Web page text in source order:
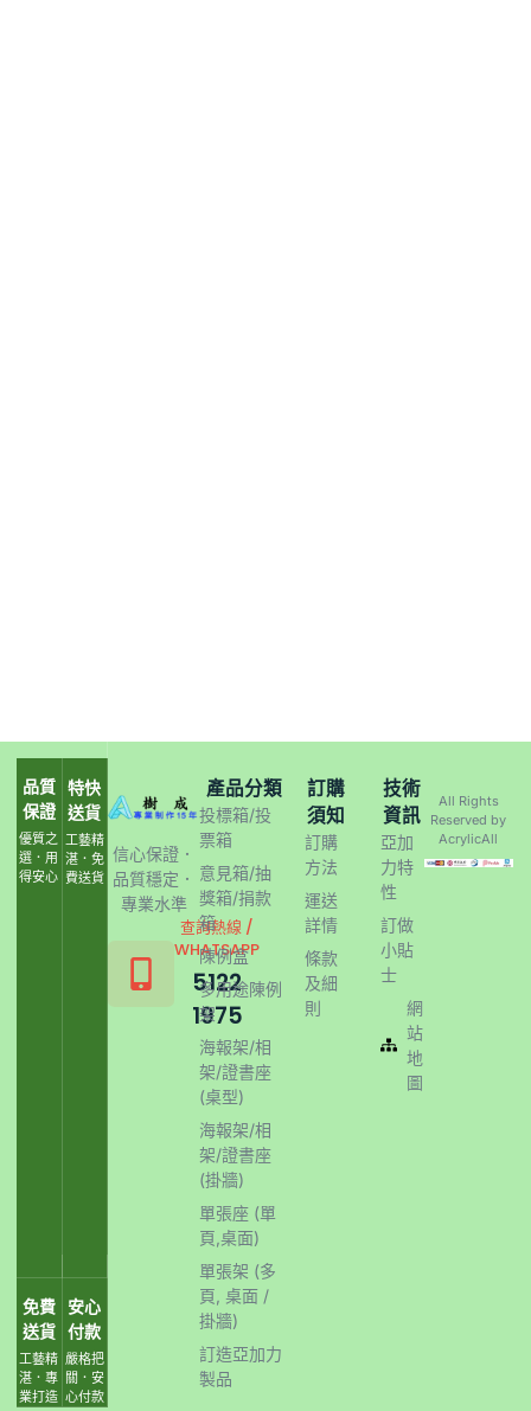
品質
保證
優質之
選．用
得安心
特快
送貨
工藝精
湛．免
費送貨
免費
送貨
工藝精
湛．專
業打造
安心
付款
嚴格把
關．安
心付款
信心保證．
品質穩定．
專業水準
查詢熱線 /
WHATSAPP
5122
1975
產品分類
投標箱/投
票箱
意見箱/抽
獎箱/捐款
箱
陳例盒
多用途陳例
架
海報架/相
架/證書座
(桌型)
海報架/相
架/證書座
(掛牆)
單張座 (單
頁,桌面)
單張架 (多
頁, 桌面 /
掛牆)
訂造亞加力
製品
訂購
須知
訂購
方法
運送
詳情
條款
及細
則
技術
資訊
亞加
力特
性
訂做
小貼
士
網
站
地
圖
All Rights
Reserved by
AcrylicAll